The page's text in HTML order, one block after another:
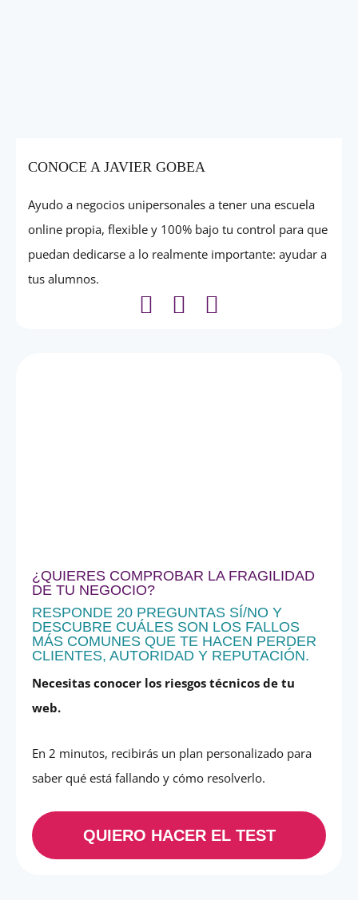
CONOCE A JAVIER GOBEA
Ayudo a negocios unipersonales a tener una escuela
online propia, flexible y 100% bajo tu control para que
puedan dedicarse a lo realmente importante: ayudar a
tus alumnos.
¿QUIERES COMPROBAR LA FRAGILIDAD
DE TU NEGOCIO?
RESPONDE 20 PREGUNTAS SÍ/NO Y
DESCUBRE CUÁLES SON LOS FALLOS
MÁS COMUNES QUE TE HACEN PERDER
CLIENTES, AUTORIDAD Y REPUTACIÓN.
Necesitas conocer los riesgos técnicos de tu
web.
En 2 minutos, recibirás un plan personalizado para
saber qué está fallando y cómo resolverlo.
QUIERO HACER EL TEST